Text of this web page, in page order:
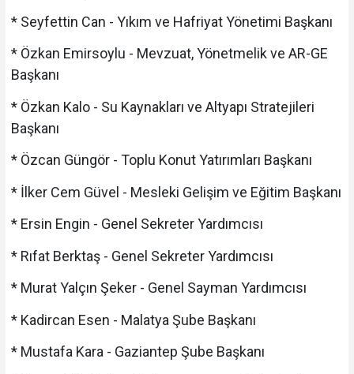
* Seyfettin Can - Yıkım ve Hafriyat Yönetimi Başkanı
* Özkan Emirsoylu - Mevzuat, Yönetmelik ve AR-GE
Başkanı
* Özkan Kalo - Su Kaynakları ve Altyapı Stratejileri
Başkanı
* Özcan Güngör - Toplu Konut Yatırımları Başkanı
* İlker Cem Güvel - Mesleki Gelişim ve Eğitim Başkanı
* Ersin Engin - Genel Sekreter Yardımcısı
* Rıfat Berktaş - Genel Sekreter Yardımcısı
* Murat Yalçın Şeker - Genel Sayman Yardımcısı
* Kadircan Esen - Malatya Şube Başkanı
* Mustafa Kara - Gaziantep Şube Başkanı